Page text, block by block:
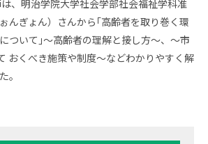
、明治学院大学社会学部社会福祉学科准
んぎょん）さんから｢高齢者を取り巻く環
ついて｣～高齢者の理解と接し方～、～市
おくべき施策や制度～などわかりやすく解
。